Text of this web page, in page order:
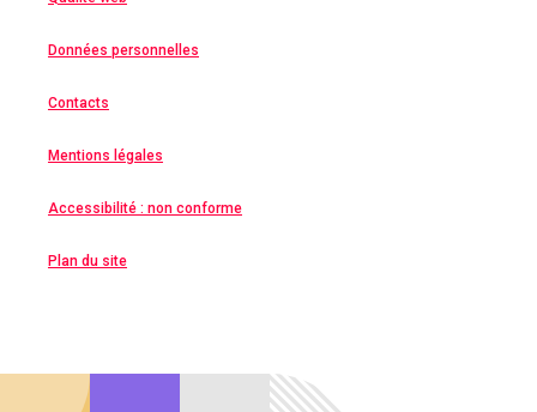
Données personnelles
Contacts
Mentions légales
Accessibilité : non conforme
Plan du site